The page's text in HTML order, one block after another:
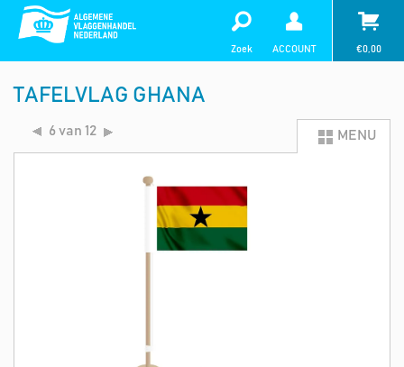
Zoek ACCOUNT €0,00
TAFELVLAG GHANA
6 van 12 MENU